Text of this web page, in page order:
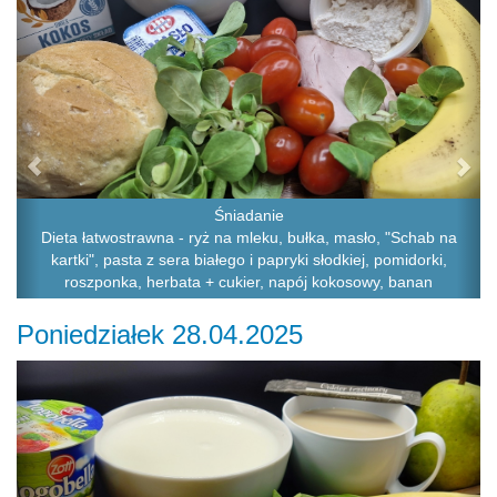
Śniadanie
Dieta łatwostrawna - ryż na mleku, bułka, masło, "Schab na
kartki", pasta z sera białego i papryki słodkiej, pomidorki,
roszponka, herbata + cukier, napój kokosowy, banan
Poniedziałek 28.04.2025
Previous